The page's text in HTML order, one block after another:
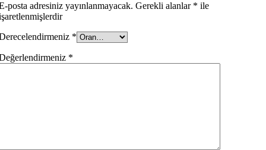
posta adresiniz yayınlanmayacak. Gerekli alanlar * ile
*
*